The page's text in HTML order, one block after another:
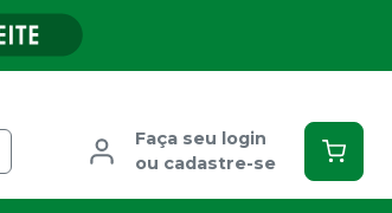
Faça seu login
ou cadastre-se